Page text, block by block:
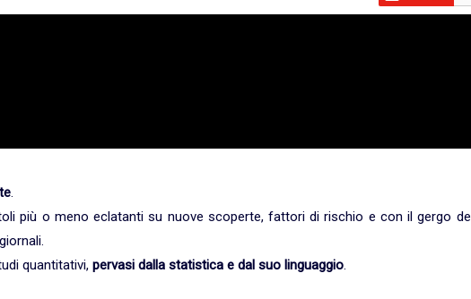
.
più o meno eclatanti su nuove scoperte, fattori di rischio e con il gergo
quantitativi, pervasi dalla statistica e dal suo linguaggio.